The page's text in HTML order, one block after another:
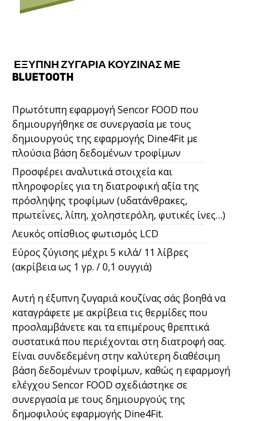
ΈΞΥΠΝΗ ΖΥΓΑΡΙΆ ΚΟΥΖΊΝΑΣ ΜΕ
BLUETOOTH
Πρωτότυπη εφαρμογή Sencor FOOD που
δημιουργήθηκε σε συνεργασία με τους
δημιουργούς της εφαρμογής Dine4Fit με
πλούσια βάση δεδομένων τροφίμων
Προσφέρει αναλυτικά στοιχεία και
πληροφορίες για τη διατροφική αξία της
πρόσληψης τροφίμων (υδατάνθρακες,
πρωτεΐνες, λίπη, χοληστερόλη, φυτικές ίνες…)
Λευκός οπίσθιος φωτισμός LCD
Εύρος ζύγισης μέχρι 5 κιλά/ 11 λίβρες
(ακρίβεια ως 1 γρ. / 0,1 ουγγιά)
Αυτή η έξυπνη ζυγαριά κουζίνας σάς βοηθά να
καταγράφετε με ακρίβεια τις θερμίδες που
προσλαμβάνετε και τα επιμέρους θρεπτικά
συστατικά που περιέχονται στη διατροφή σας.
Είναι συνδεδεμένη στην καλύτερη διαθέσιμη
βάση δεδομένων τροφίμων, καθώς η εφαρμογή
ελέγχου Sencor FOOD σχεδιάστηκε σε
συνεργασία με τους δημιουργούς της
δημοφιλούς εφαρμογής Dine4Fit.